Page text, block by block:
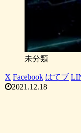
未分類
X Facebook はてブ
2021.12.18